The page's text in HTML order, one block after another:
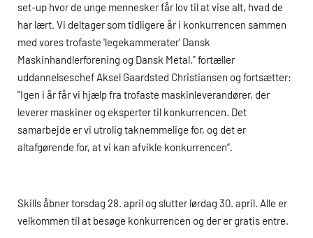
set-up hvor de unge mennesker får lov til at vise alt, hvad de
har lært. Vi deltager som tidligere år i konkurrencen sammen
med vores trofaste 'legekammerater' Dansk
Maskinhandlerforening og Dansk Metal." fortæller
uddannelseschef Aksel Gaardsted Christiansen og fortsætter:
"Igen i år får vi hjælp fra trofaste maskinleverandører, der
leverer maskiner og eksperter til konkurrencen. Det
samarbejde er vi utrolig taknemmelige for, og det er
altafgørende for, at vi kan afvikle konkurrencen”.
Skills åbner torsdag 28. april og slutter lørdag 30. april. Alle er
velkommen til at besøge konkurrencen og der er gratis entre.